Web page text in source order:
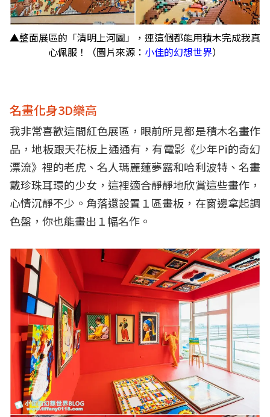
▲整面展區的「清明上河圖」，連這個都能用積木完成我真
心佩服！（圖片來源： 小佳的幻想世界）
名畫化身3D樂高
我非常喜歡這間紅色展區，眼前所見都是積木名畫作
品，地板跟天花板上通通有，有電影《少年Pi的奇幻
漂流》裡的老虎、名人瑪麗蓮夢露和哈利波特、名畫
戴珍珠耳環的少女，這裡適合靜靜地欣賞這些畫作，
心情沉靜不少。角落還設置１區畫板，在窗邊拿起調
色盤，你也能畫出１幅名作。